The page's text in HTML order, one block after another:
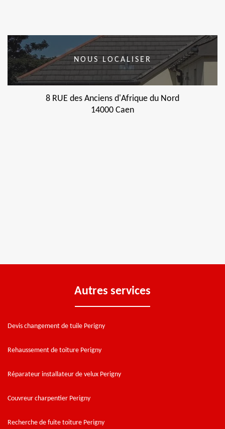
NOUS LOCALISER
8 RUE des Anciens d'Afrique du Nord
14000 Caen
Autres services
Devis changement de tuile Perigny
Rehaussement de toiture Perigny
Réparateur installateur de velux Perigny
Couvreur charpentier Perigny
Recherche de fuite toiture Perigny